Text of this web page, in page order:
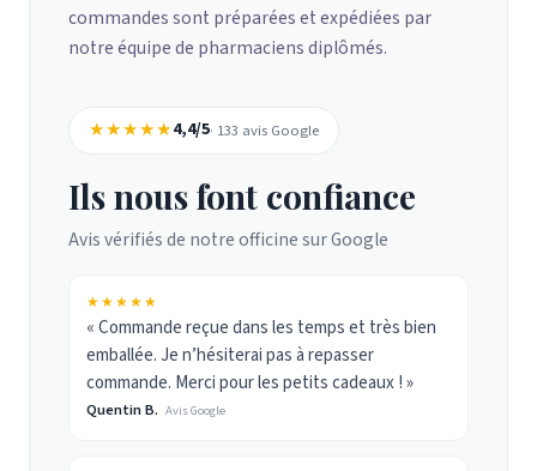
commandes sont préparées et expédiées par
notre équipe de pharmaciens diplômés.
★★★★★4,4/5· 133 avis Google
Ils nous font confiance
Avis vérifiés de notre officine sur Google
★★★★★
« Commande reçue dans les temps et très bien
emballée. Je n’hésiterai pas à repasser
commande. Merci pour les petits cadeaux ! »
Quentin B. Avis Google